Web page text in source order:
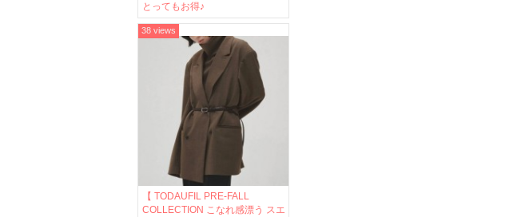
とってもお得♪
【 TODAUFIL PRE-FALL
COLLECTION こなれ感漂う スエ
38 views